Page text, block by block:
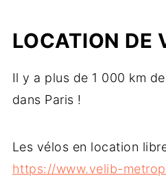
LOCATION DE
Il y a plus de 1 000 km
dans Paris !
Les vélos en location
https://www.velib-